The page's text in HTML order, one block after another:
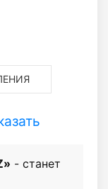
- станет